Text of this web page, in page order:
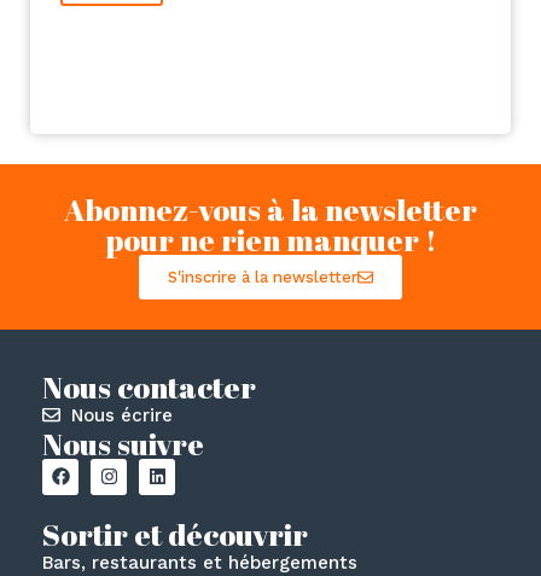
Abonnez-vous à la newsletter
pour ne rien manquer !
S'inscrire à la newsletter
Nous contacter
Nous écrire
Nous suivre
Sortir et découvrir
Bars, restaurants et hébergements